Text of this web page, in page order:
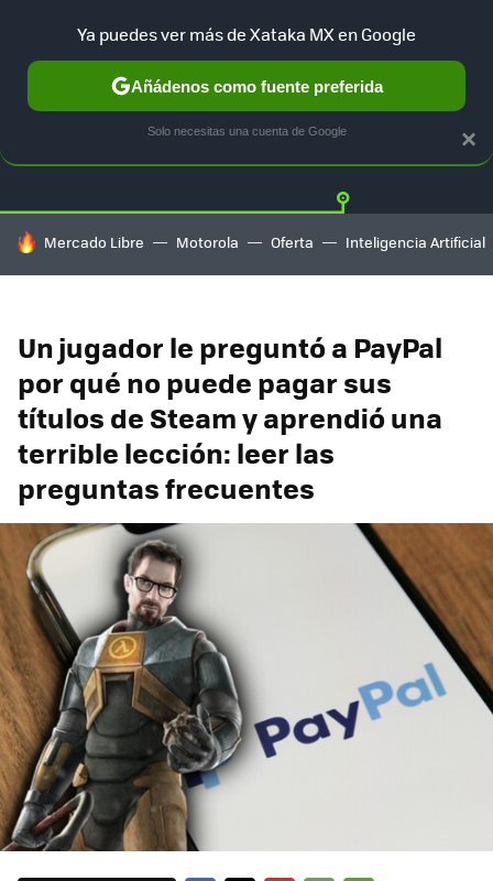
Twitter
HOY SE HABLA DE
Mercado Libre Motorola Oferta Inteligencia Artificial
Un jugador le preguntó a PayPal
por qué no puede pagar sus
títulos de Steam y aprendió una
terrible lección: leer las
preguntas frecuentes
×
Ya puedes ver más de Xataka MX en Google
Añádenos como fuente preferida
Solo necesitas una cuenta de Google